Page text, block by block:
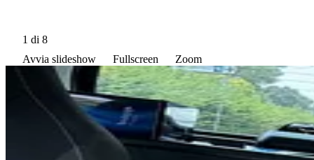
1 di 8
Avvia slideshow
Fullscreen Zoom